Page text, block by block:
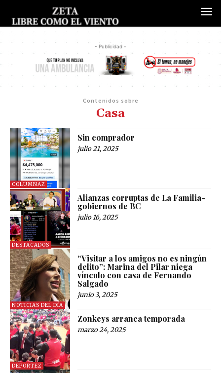
- Publicidad -
Contenidos sobre
Casa
COLUMNAZ
Sin comprador
julio 21, 2025
DESTACADOS
Alianzas corruptas de La Familia-
gobiernos de BC
julio 16, 2025
NOTICIAS DEL DÍA
“Visitar a los amigos no es ningún
delito”: Marina del Pilar niega
vínculo con casa de Fernando
Salgado
junio 3, 2025
DEPORTEZ
Zonkeys arranca temporada
marzo 24, 2025